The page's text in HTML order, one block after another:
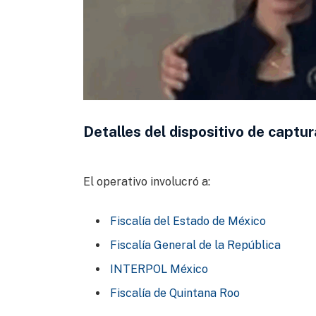
Detalles del dispositivo de
El operativo involucró a:
Fiscalía del Estado de México
Fiscalía General de la República
INTERPOL México
Fiscalía de Quintana Roo